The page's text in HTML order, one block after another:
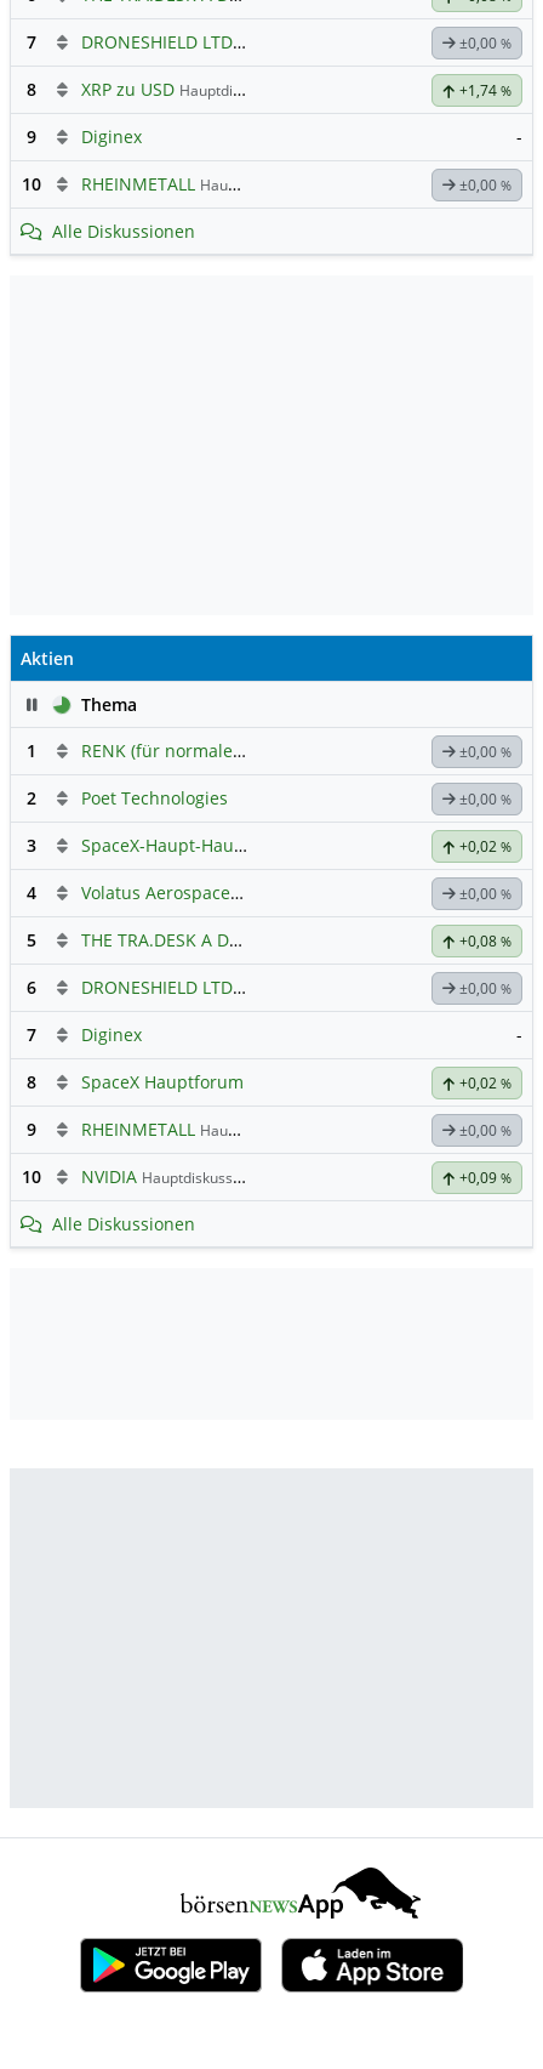
7 DRONESHIELD LTDHauptdiskussion ±0,00 %
8 XRP zu USD Hauptdiskussion +1,74 %
9 Diginex -
10 RHEINMETALL Hauptdiskussion ±0,00 %
Alle Diskussionen
Aktien
PauseThema
1
RENK (für normale, sachliche Kommunikation!) ±0,00 %
2 Poet Technologies ±0,00 %
3 SpaceX-Haupt-Hauptforum +0,02 %
4 Volatus Aerospace (Offener Austausch) ±0,00 %
5 THE TRA.DESK A DL-,000001 +0,08 %
6 DRONESHIELD LTDHauptdiskussion ±0,00 %
7 Diginex -
8 SpaceX Hauptforum +0,02 %
9 RHEINMETALL Hauptdiskussion ±0,00 %
10 NVIDIA Hauptdiskussion +0,09 %
Alle Diskussionen